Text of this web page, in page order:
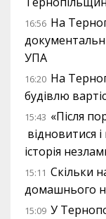
16:56 На
УПА
16:20 На
будівлю
15:43 «Після
відновитися
історія
15:11 Скільки
домашнього
15:09 У